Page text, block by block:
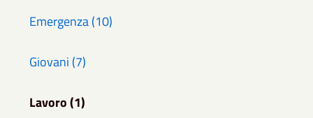
Emergenza (10)
Giovani (7)
Lavoro (1)